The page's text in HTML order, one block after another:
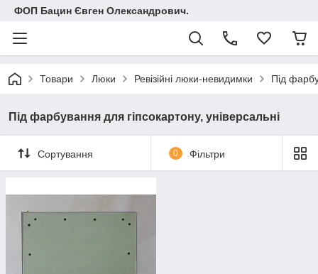
ФОП Бацин Євген Олександрович.
Товари Люки Ревізійні люки-невидимки Під
Під фарбування для гіпсокартону, універсальні
Сортування 0 Фільтри